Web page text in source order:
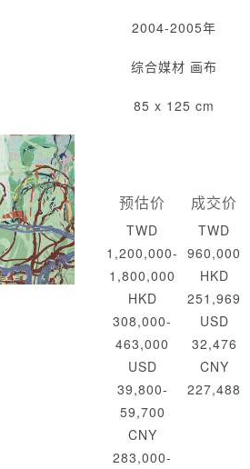
2004-2005年
综合媒材 画布
85 x 125 cm
预估价
TWD
1,200,000-
1,800,000
HKD
308,000-
463,000
USD
39,800-
59,700
CNY
283,000-
成交价
TWD
960,000
HKD
251,969
USD
32,476
CNY
227,488